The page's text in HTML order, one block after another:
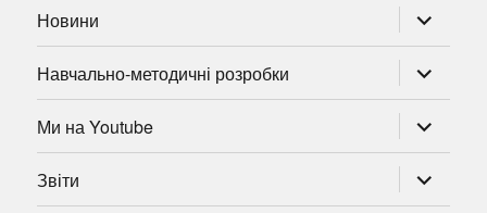
Новини
підменю
Навчально-методичні розробки
підменю
Ми на Youtube
підменю
Звіти
підменю